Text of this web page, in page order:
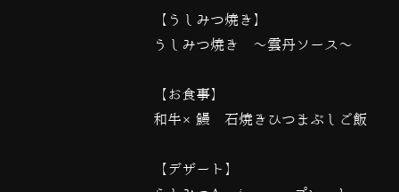
【うしみつ焼き】
うしみつ焼き 〜雲丹ソース〜
【お食事】
和牛×鰻 石焼きひつまぶしご飯
【デザート】